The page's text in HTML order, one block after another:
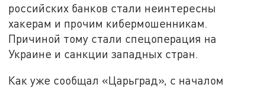
российских банков стали неинтересны
хакерам и прочим кибермошенникам.
Причиной тому стали спецоперация на
Украине и санкции западных стран.
Как уже сообщал «Царьград», с началом